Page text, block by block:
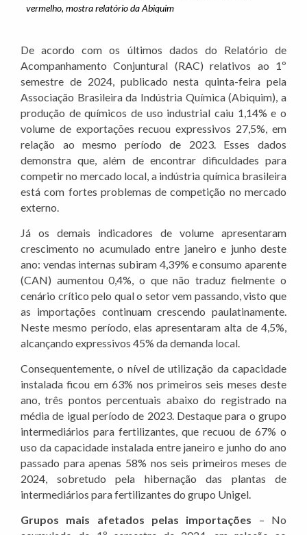
vermelho, mostra relatório da Abiquim
De acordo com os últimos dados do Relatório de
Acompanhamento Conjuntural (RAC) relativos ao 1º
semestre de 2024, publicado nesta quinta-feira pela
Associação Brasileira da Indústria Química (Abiquim), a
produção de químicos de uso industrial caiu 1,14% e o
volume de exportações recuou expressivos 27,5%, em
relação ao mesmo período de 2023. Esses dados
demonstra que, além de encontrar dificuldades para
competir no mercado local, a indústria química brasileira
está com fortes problemas de competição no mercado
externo.
Já os demais indicadores de volume apresentaram
crescimento no acumulado entre janeiro e junho deste
ano: vendas internas subiram 4,39% e consumo aparente
(CAN) aumentou 0,4%, o que não traduz fielmente o
cenário crítico pelo qual o setor vem passando, visto que
as importações continuam crescendo paulatinamente.
Neste mesmo período, elas apresentaram alta de 4,5%,
alcançando expressivos 45% da demanda local.
Consequentemente, o nível de utilização da capacidade
instalada ficou em 63% nos primeiros seis meses deste
ano, três pontos percentuais abaixo do registrado na
média de igual período de 2023. Destaque para o grupo
intermediários para fertilizantes, que recuou de 67% o
uso da capacidade instalada entre janeiro e junho do ano
passado para apenas 58% nos seis primeiros meses de
2024, sobretudo pela hibernação das plantas de
intermediários para fertilizantes do grupo Unigel.
Grupos mais afetados pelas importações – No